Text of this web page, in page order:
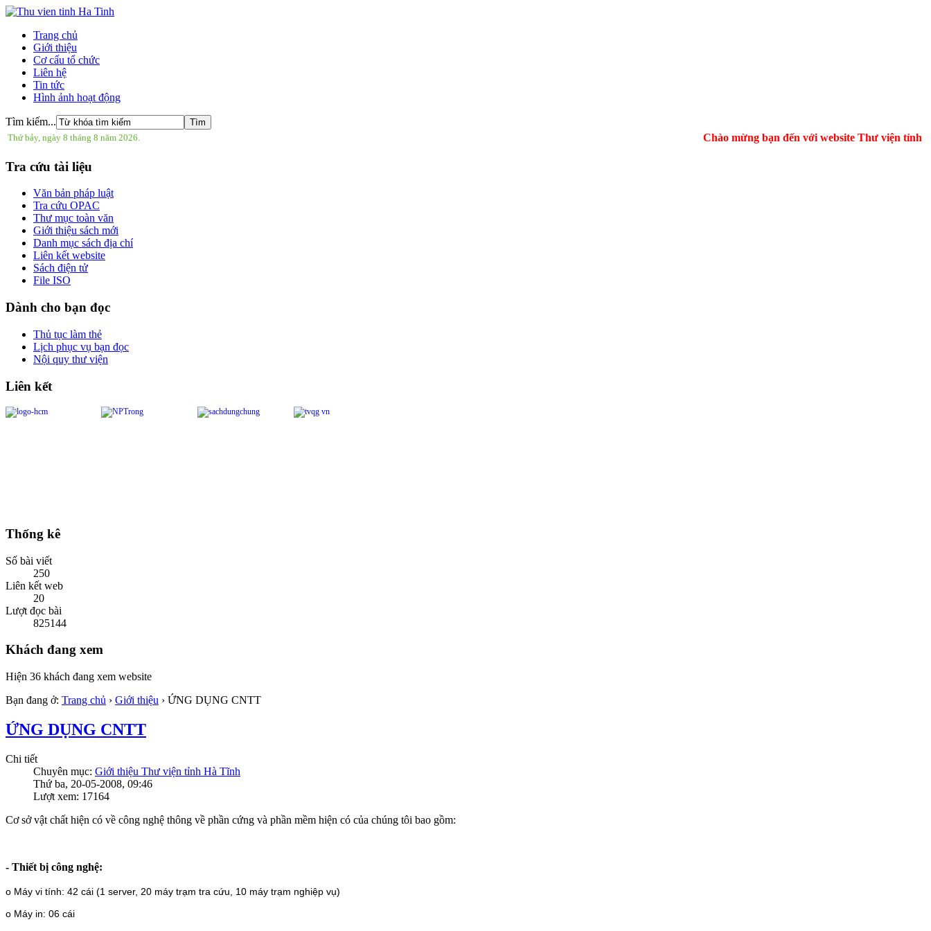
Trang chủ
Giới thiệu
Cơ cấu tổ chức
Liên hệ
Tin tức
Hình ảnh hoạt động
Tìm kiếm...
Thứ bảy, ngày 8 tháng 8 năm 2026. Chào mừng bạn đến với website Thư viện tỉnh Hà
Tra cứu tài liệu
Văn bản pháp luật
Tra cứu OPAC
Thư mục toàn văn
Giới thiệu sách mới
Danh mục sách địa chí
Liên kết website
Sách điện tử
File ISO
Dành cho bạn đọc
Thủ tục làm thẻ
Lịch phục vụ bạn đọc
Nội quy thư viện
Liên kết
Thống kê
Số bài viết
250
Liên kết web
20
Lượt đọc bài
825144
Khách đang xem
Hiện 36 khách đang xem website
Bạn đang ở: Trang chủ › Giới thiệu › ỨNG DỤNG CNTT
ỨNG DỤNG CNTT
Chi tiết
Chuyên mục: Giới thiệu Thư viện tỉnh Hà Tĩnh
Thứ ba, 20-05-2008, 09:46
Lượt xem: 17164
Cơ sở vật chất hiện có về công nghệ thông về phần cứng và phần mềm hiện có của chúng tôi bao gồm:
- Thiết bị công nghệ:
o Máy vi tính: 42 cái (1 server, 20 máy trạm tra cứu, 10 máy trạm nghiệp vụ)
o Máy in: 06 cái